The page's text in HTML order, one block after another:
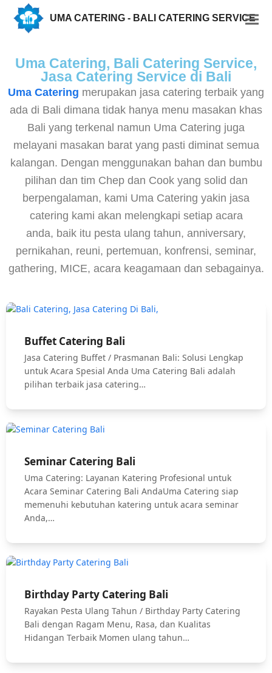
UMA CATERING - BALI CATERING SERVICE
Uma Catering, Bali Catering Service,
Jasa Catering Service di Bali
Uma Catering merupakan jasa catering terbaik yang
ada di Bali dimana tidak hanya menu masakan khas
Bali yang terkenal namun Uma Catering juga
melayani masakan barat yang pasti diminat semua
kalangan. Dengan menggunakan bahan dan bumbu
pilihan dan tim Chep dan Cook yang solid dan
berpengalaman, kami Uma Catering yakin jasa
catering kami akan melengkapi setiap acara
anda, baik itu pesta ulang tahun, anniversary,
pernikahan, reuni, pertemuan, konfrensi, seminar,
gathering, MICE, acara keagamaan dan sebagainya.
Buffet Catering Bali
Jasa Catering Buffet / Prasmanan Bali: Solusi Lengkap
untuk Acara Spesial Anda Uma Catering Bali adalah
pilihan terbaik jasa catering…
Seminar Catering Bali
Uma Catering: Layanan Katering Profesional untuk
Acara Seminar Catering Bali AndaUma Catering siap
memenuhi kebutuhan katering untuk acara seminar
Anda,…
Birthday Party Catering Bali
Rayakan Pesta Ulang Tahun / Birthday Party Catering
Bali dengan Ragam Menu, Rasa, dan Kualitas
Hidangan Terbaik Momen ulang tahun…